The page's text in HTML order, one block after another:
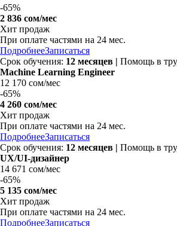
-65%
2 836 сом/мес
Хит продаж
При оплате частями на 24 мес.
ПодробнееЗаписаться
Срок обучения: 12 месяцев | Помощь в
Machine Learning Engineer
12 170 сом/мес
-65%
4 260 сом/мес
Хит продаж
При оплате частями на 24 мес.
ПодробнееЗаписаться
Срок обучения: 12 месяцев | Помощь в
UX/UI-дизайнер
14 671 сом/мес
-65%
5 135 сом/мес
Хит продаж
При оплате частями на 24 мес.
ПодробнееЗаписаться